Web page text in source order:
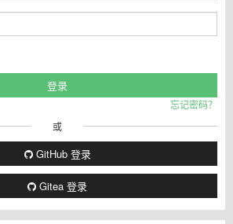
忘记密码？
或
GitHub 登录
Gitea 登录